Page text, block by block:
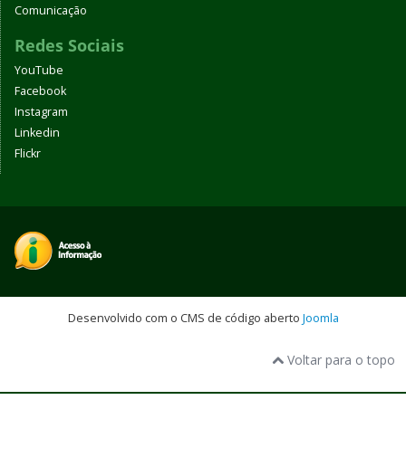
Comunicação
Redes Sociais
YouTube
Facebook
Instagram
Linkedin
Flickr
Desenvolvido com o CMS de código aberto Joomla
Voltar para o topo